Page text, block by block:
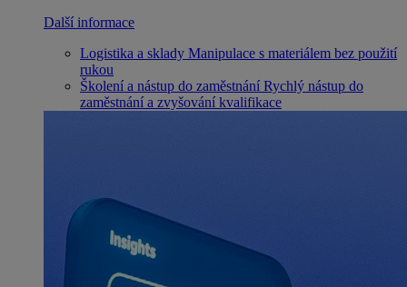
Další informace
Logistika a sklady Manipulace s materiálem bez použití
rukou
Školení a nástup do zaměstnání Rychlý nástup do
zaměstnání a zvyšování kvalifikace